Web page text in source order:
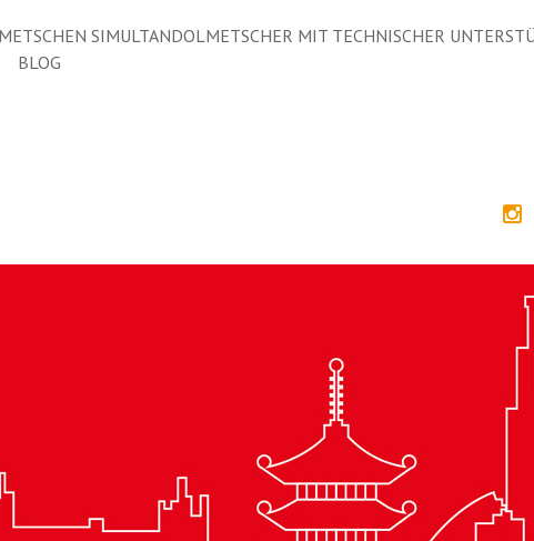
SIMULTANDOLMETSCHER MIT TECHNISCHER
BLOG